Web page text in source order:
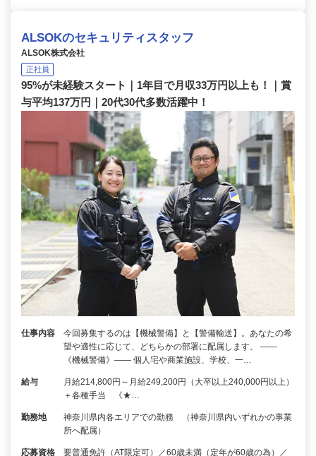
ALSOKのセキュリティスタッフ
ALSOK株式会社
正社員
95%が未経験スタート｜1年目で月収33万円以上も！｜賞
与平均137万円｜20代30代多数活躍中！
仕事内容
今回募集するのは【機械警備】と【警備輸送】。あなたの希
望や適性に応じて、どちらかの部署に配属します。 ――
《機械警備》―― 個人宅や商業施設、学校、一…
給与
月給214,800円～月給249,200円（大卒以上240,000円以上）
＋各種手当 《★…
勤務地
神奈川県内各エリアでの勤務 （神奈川県内いずれかの事業
所へ配属）
応募資格
要普通免許（AT限定可）／60歳未満（定年が60歳の為）／